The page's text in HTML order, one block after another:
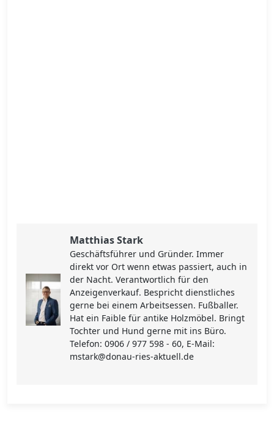
Matthias Stark
Geschäftsführer und Gründer. Immer
direkt vor Ort wenn etwas passiert, auch in
der Nacht. Verantwortlich für den
Anzeigenverkauf. Bespricht dienstliches
gerne bei einem Arbeitsessen. Fußballer.
Hat ein Faible für antike Holzmöbel. Bringt
Tochter und Hund gerne mit ins Büro.
Telefon: 0906 / 977 598 - 60, E-Mail:
mstark@donau-ries-aktuell.de